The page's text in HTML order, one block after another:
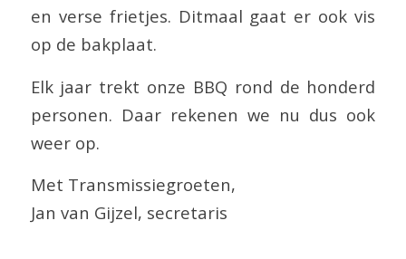
en verse frietjes. Ditmaal gaat er ook vis
op de bakplaat.
Elk jaar trekt onze BBQ rond de honderd
personen. Daar rekenen we nu dus ook
weer op.
Met Transmissiegroeten,
Jan van Gijzel, secretaris